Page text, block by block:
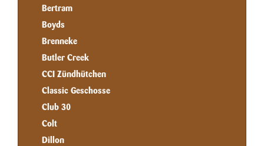
Bertram
Boyds
Brenneke
Butler Creek
CCI Zündhütchen
Classic Geschosse
Club 30
Colt
Dillon